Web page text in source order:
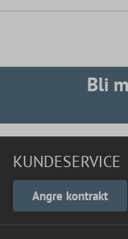
Bli
KUNDESERVICE
Angre kontrakt